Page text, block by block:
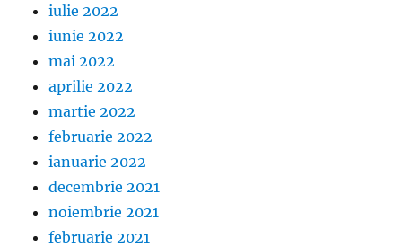
iulie 2022
iunie 2022
mai 2022
aprilie 2022
martie 2022
februarie 2022
ianuarie 2022
decembrie 2021
noiembrie 2021
februarie 2021